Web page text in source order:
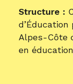
Structure :
Alpes-Côte
en